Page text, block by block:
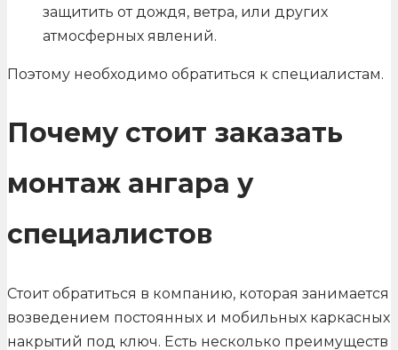
защитить от дождя, ветра, или других
атмосферных явлений.
Поэтому необходимо обратиться к специалистам.
Почему стоит заказать
монтаж ангара у
специалистов
Стоит обратиться в компанию, которая занимается
возведением постоянных и мобильных каркасных
накрытий под ключ. Есть несколько преимуществ